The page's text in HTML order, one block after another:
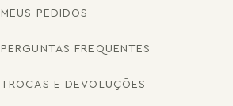
MEUS PEDIDOS
PERGUNTAS FREQUENTES
TROCAS E DEVOLUÇÕES